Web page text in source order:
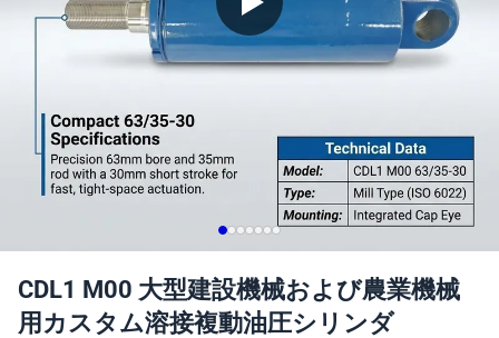
CDL1 M00 大型建設機械および農業機械
用カスタム溶接複動油圧シリンダ